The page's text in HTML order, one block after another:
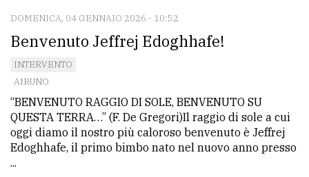
DOMENICA, 04 GENNAIO 2026 - 10:52
Benvenuto Jeffrej Edoghhafe!
INTERVENTO
AIRUNO
“BENVENUTO RAGGIO DI SOLE, BENVENUTO SU
QUESTA TERRA…” (F. De Gregori)Il raggio di sole a cui
oggi diamo il nostro più caloroso benvenuto è Jeffrej
Edoghhafe, il primo bimbo nato nel nuovo anno presso
...